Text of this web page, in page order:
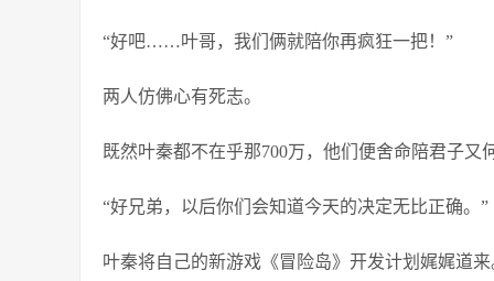
“好吧……叶哥，我们俩就陪你再疯狂一把！”
两人仿佛心有死志。
既然叶秦都不在乎那700万，他们便舍命陪君子又
“好兄弟，以后你们会知道今天的决定无比正确。”
叶秦将自己的新游戏《冒险岛》开发计划娓娓道来